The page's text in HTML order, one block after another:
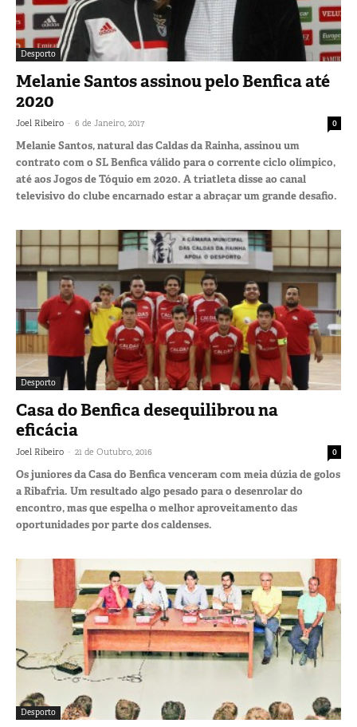
Desporto
Melanie Santos assinou pelo Benfica até
2020
Joel Ribeiro - 6 de Janeiro, 2017 0
Melanie Santos, natural das Caldas da Rainha, assinou um
contrato com o SL Benfica válido para o corrente ciclo olímpico,
até aos Jogos de Tóquio em 2020. A triatleta disse ao canal
televisivo do clube encarnado estar a abraçar um grande desafio.
Desporto
Casa do Benfica desequilibrou na
eficácia
Joel Ribeiro - 21 de Outubro, 2016 0
Os juniores da Casa do Benfica venceram com meia dúzia de golos
a Ribafria. Um resultado algo pesado para o desenrolar do
encontro, mas que espelha o melhor aproveitamento das
oportunidades por parte dos caldenses.
Desporto